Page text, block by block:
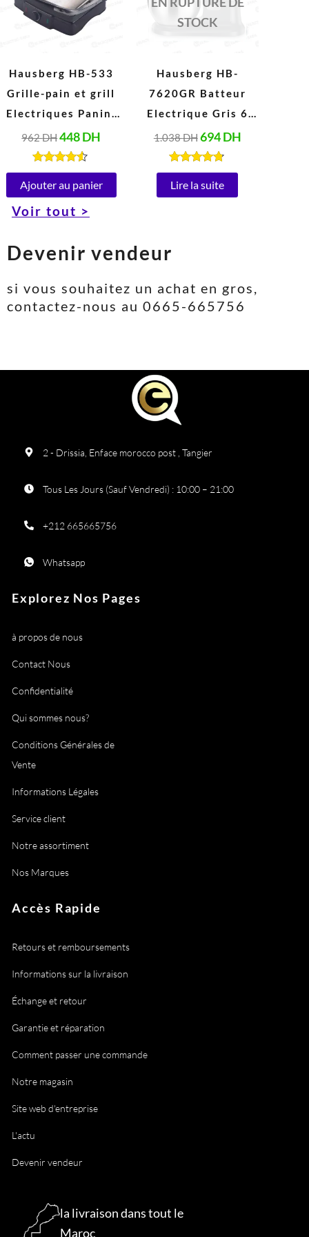
Hausberg HB-533
Grille-pain et grill
Electriques Panini
en acier Inoxydable
Peut ouvrir à 180°
(1850-2200W, 220-
240V)
962DH448DH
Note
4.40
sur 5
Ajouter au panier
STOCK
Hausberg HB-
7620GR Batteur
Electrique Gris 6
Vitesses 5 Litres
(1000W)
1.038DH694DH
Note
4.67
Lire la suite
Voir tout >
Devenir vendeur
si vous souhaitez un achat en gros,
contactez-nous au 0665-665756
2 - Drissia, Enface morocco post , Tangier
Tous Les Jours (Sauf Vendredi) : 10:00 – 21:00
+212 665665756
Whatsapp
Explorez Nos Pages
à propos de nous
Contact Nous
Confidentialité
Qui sommes nous?
Conditions Générales de
Vente
Informations Légales
Service client
Notre assortiment
Nos Marques
Accès Rapide
Retours et remboursements
Informations sur la livraison
Échange et retour
Garantie et réparation
Comment passer une commande
Notre magasin
Site web d'entreprise
L'actu
Devenir vendeur
la livraison dans tout le
Maroc